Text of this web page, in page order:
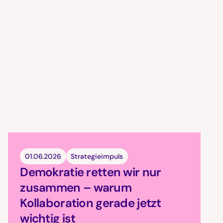
01.06.2026 Strategieimpuls
Demokratie retten wir nur
zusammen – warum
Kollaboration gerade jetzt
wichtig ist